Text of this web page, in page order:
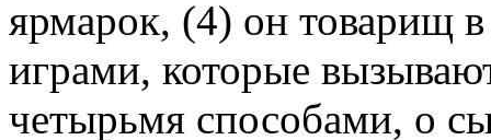
ярмарок, (4) он товарищ
играми, которые
четырьмя способами, о